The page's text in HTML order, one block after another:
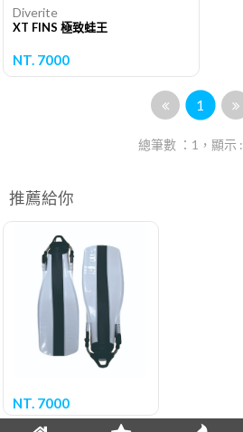
Diverite
XT FINS 極致蛙王
NT. 7000
1
總筆數 ：1，顯示 :
推薦給你
NT. 7000